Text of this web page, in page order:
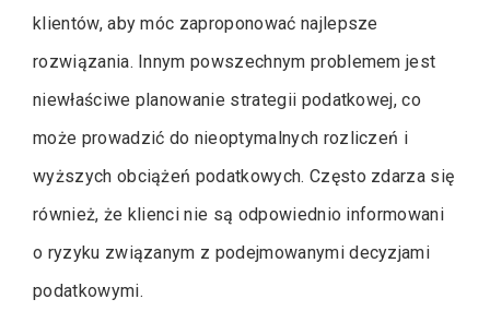
klientów, aby móc zaproponować najlepsze
rozwiązania. Innym powszechnym problemem jest
niewłaściwe planowanie strategii podatkowej, co
może prowadzić do nieoptymalnych rozliczeń i
wyższych obciążeń podatkowych. Często zdarza się
również, że klienci nie są odpowiednio informowani
o ryzyku związanym z podejmowanymi decyzjami
podatkowymi.